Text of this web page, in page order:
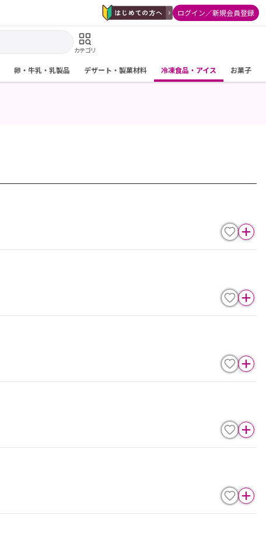
ログイン／新規会員登録
カテゴリ
卵・牛乳・乳製品 デザート・製菓材料 冷凍食品・アイス お菓子